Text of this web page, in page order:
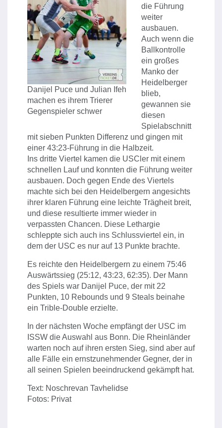
Danijel Puce und Julian Ifeh
machen es ihrem Trierer
Gegenspieler schwer
die Führung
weiter
ausbauen.
Auch wenn die
Ballkontrolle
ein großes
Manko der
Heidelberger
blieb,
gewannen sie
diesen
Spielabschnitt
mit sieben Punkten Differenz und gingen mit
einer 43:23-Führung in die Halbzeit.
Ins dritte Viertel kamen die USCler mit einem
schnellen Lauf und konnten die Führung weiter
ausbauen. Doch gegen Ende des Viertels
machte sich bei den Heidelbergern angesichts
ihrer klaren Führung eine leichte Trägheit breit,
und diese resultierte immer wieder in
verpassten Chancen. Diese Lethargie
schleppte sich auch ins Schlussviertel ein, in
dem der USC es nur auf 13 Punkte brachte.
Es reichte den Heidelbergern zu einem 75:46
Auswärtssieg (25:12, 43:23, 62:35). Der Mann
des Spiels war Danijel Puce, der mit 22
Punkten, 10 Rebounds und 9 Steals beinahe
ein Trible-Double erzielte.
In der nächsten Woche empfängt der USC im
ISSW die Auswahl aus Bonn. Die Rheinländer
warten noch auf ihren ersten Sieg, sind aber auf
alle Fälle ein ernstzunehmender Gegner, der in
all seinen Spielen beeindruckend gekämpft hat.
Text: Noschrevan Tavhelidse
Fotos: Privat